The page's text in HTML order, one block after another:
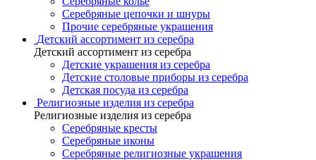
Серебряные цепочки и шнуры
Прочие серебряные украшения
Детский ассортимент из серебра
Детский ассортимент из серебра
Детские украшения из серебра
Детские столовые приборы из серебра
Детская посуда из серебра
Религиозные изделия из серебра
Религиозные изделия из серебра
Серебряные кресты
Серебряные иконы
Серебряные религиозные украшения